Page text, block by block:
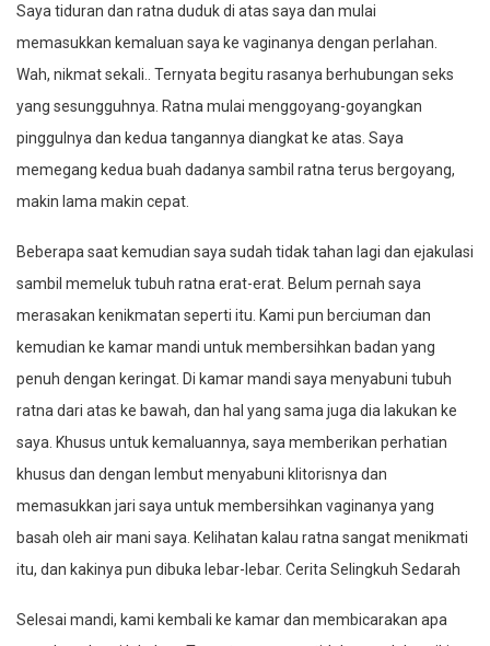
Saya tiduran dan ratna duduk di atas saya dan mulai
memasukkan kemaluan saya ke vaginanya dengan perlahan.
Wah, nikmat sekali.. Ternyata begitu rasanya berhubungan seks
yang sesungguhnya. Ratna mulai menggoyang-goyangkan
pinggulnya dan kedua tangannya diangkat ke atas. Saya
memegang kedua buah dadanya sambil ratna terus bergoyang,
makin lama makin cepat.
Beberapa saat kemudian saya sudah tidak tahan lagi dan ejakulasi
sambil memeluk tubuh ratna erat-erat. Belum pernah saya
merasakan kenikmatan seperti itu. Kami pun berciuman dan
kemudian ke kamar mandi untuk membersihkan badan yang
penuh dengan keringat. Di kamar mandi saya menyabuni tubuh
ratna dari atas ke bawah, dan hal yang sama juga dia lakukan ke
saya. Khusus untuk kemaluannya, saya memberikan perhatian
khusus dan dengan lembut menyabuni klitorisnya dan
memasukkan jari saya untuk membersihkan vaginanya yang
basah oleh air mani saya. Kelihatan kalau ratna sangat menikmati
itu, dan kakinya pun dibuka lebar-lebar. Cerita Selingkuh Sedarah
Selesai mandi, kami kembali ke kamar dan membicarakan apa